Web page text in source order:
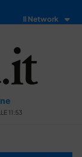
Il Network
11:53